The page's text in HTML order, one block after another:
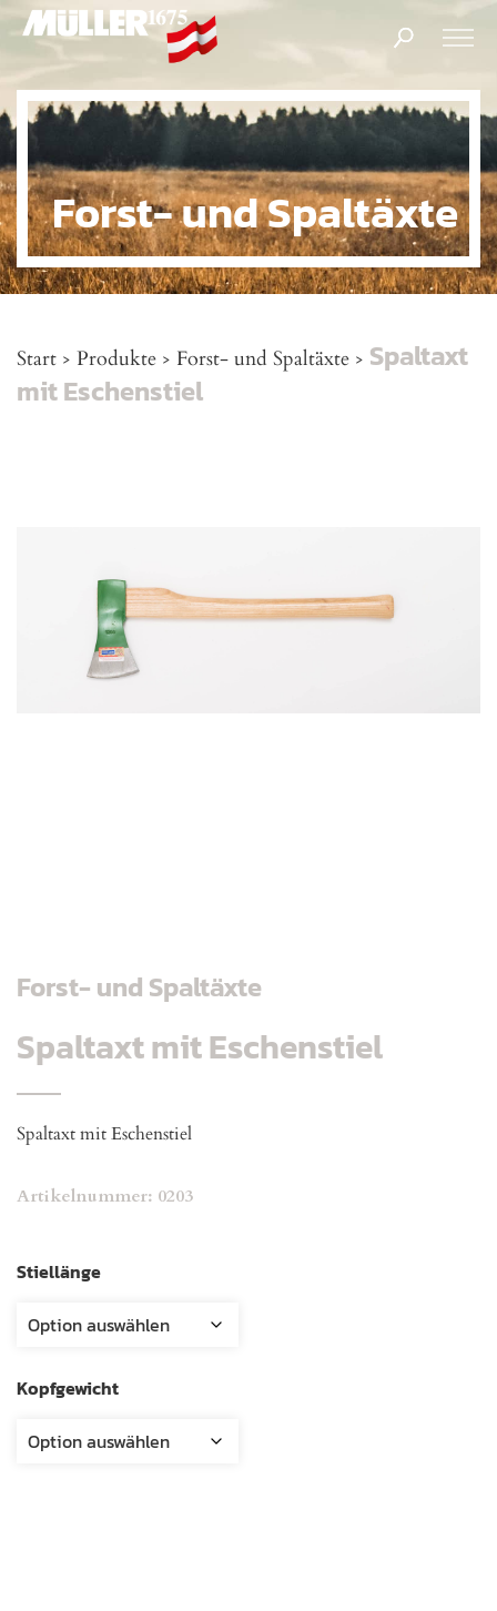
Products
search
Forst- und Spaltäxte
Start > Produkte > Forst- und Spaltäxte > Spaltaxt
mit Eschenstiel
Forst- und Spaltäxte
Spaltaxt mit Eschenstiel
Spaltaxt mit Eschenstiel
Artikelnummer: 0203
Stiellänge
Kopfgewicht